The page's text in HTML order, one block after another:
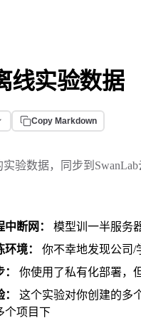
线实验数据
Copy Markdown
实验数据，同步到
断网：
模型训一半服务
境：
你不幸地发现公司/
你使用了私有化部署，
这个实验对你创建的多
个项目下